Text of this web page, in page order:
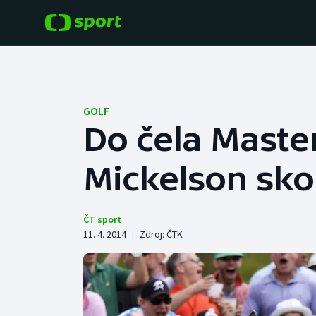
Hokej
Tenis
Cyklistika
Baseball a softbal
Basketbal
Boby a skeleton
Box
GOLF
Do čela
Mickelson
ČT sport
11. 4. 2014 | Zdroj: ČTK